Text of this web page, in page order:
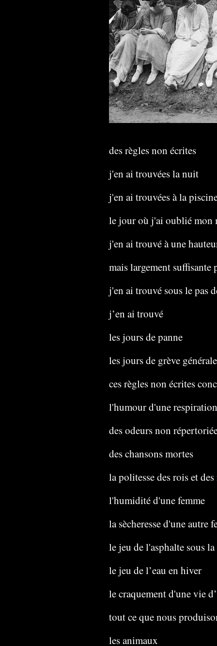
des règles non écrites
j'en ai trouvées la nuit
j'en ai trouvées à la
le jour où j'ai oublié mon
j'en ai trouvé à une
mais largement
j'en ai trouvé sous le pas
j’en ai trouvé
les jours de panne
les jours de grève
ces règles non écrites
l'humour d'une respiration
des odeurs non
des chansons mortes
la politesse des rois et des
l'humidité d'une femme
la sècheresse d'une autre
le jeu de l'asphalte sous
le jeu de l’eau en hiver
le craquement d'une vie
tout ce que nous
les animaux